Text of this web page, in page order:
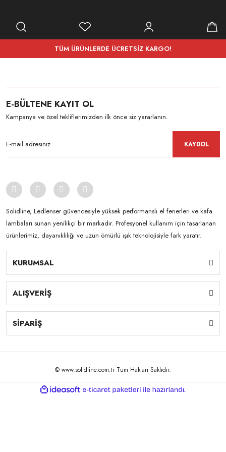
TÜM ÜRÜNLERDE ÜCRETSİZ KARGO!
E-BÜLTENE KAYIT OL
Kampanya ve özel tekliflerimizden ilk önce siz yararlanın.
KAYDOL
Solidline, Ledlenser güvencesiyle yüksek performanslı el fenerleri ve kafa
lambaları sunan yenilikçi bir markadır. Profesyonel kullanım için tasarlanan
ürünlerimiz, dayanıklılığı ve uzun ömürlü ışık teknolojisiyle fark yaratır.
KURUMSAL
ALIŞVERİŞ
SİPARİŞ
© www.solidline.com.tr Tüm Hakları Saklıdır.
ideasoft
e-